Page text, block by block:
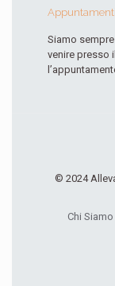
Appuntamenti
Siamo
venire presso
© 2024
Chi Siamo